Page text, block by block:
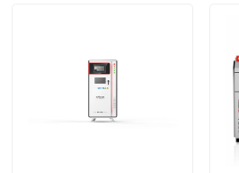
Visita a la fábrica